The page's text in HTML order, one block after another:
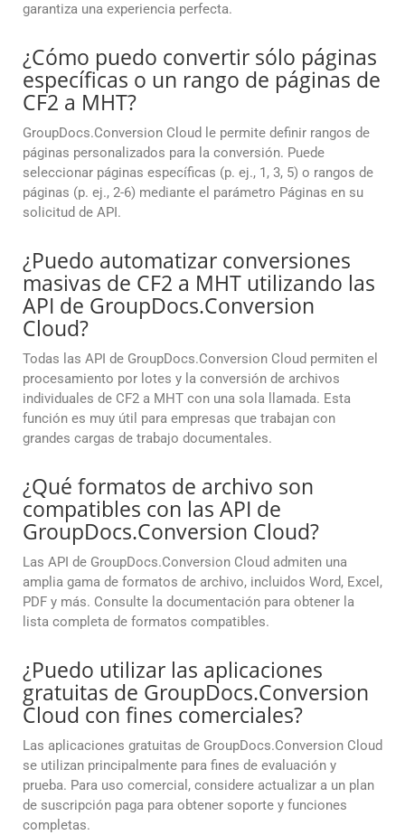
garantiza una experiencia perfecta.
¿Cómo puedo convertir sólo páginas
específicas o un rango de páginas de
CF2 a MHT?
GroupDocs.Conversion Cloud le permite definir rangos de
páginas personalizados para la conversión. Puede
seleccionar páginas específicas (p. ej., 1, 3, 5) o rangos de
páginas (p. ej., 2-6) mediante el parámetro Páginas en su
solicitud de API.
¿Puedo automatizar conversiones
masivas de CF2 a MHT utilizando las
API de GroupDocs.Conversion
Cloud?
Todas las API de GroupDocs.Conversion Cloud permiten el
procesamiento por lotes y la conversión de archivos
individuales de CF2 a MHT con una sola llamada. Esta
función es muy útil para empresas que trabajan con
grandes cargas de trabajo documentales.
¿Qué formatos de archivo son
compatibles con las API de
GroupDocs.Conversion Cloud?
Las API de GroupDocs.Conversion Cloud admiten una
amplia gama de formatos de archivo, incluidos Word, Excel,
PDF y más. Consulte la documentación para obtener la
lista completa de formatos compatibles.
¿Puedo utilizar las aplicaciones
gratuitas de GroupDocs.Conversion
Cloud con fines comerciales?
Las aplicaciones gratuitas de GroupDocs.Conversion Cloud
se utilizan principalmente para fines de evaluación y
prueba. Para uso comercial, considere actualizar a un plan
de suscripción paga para obtener soporte y funciones
completas.